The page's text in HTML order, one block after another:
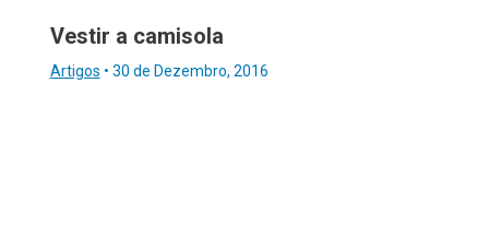
Vestir a camisola
Artigos • 30 de Dezembro, 2016